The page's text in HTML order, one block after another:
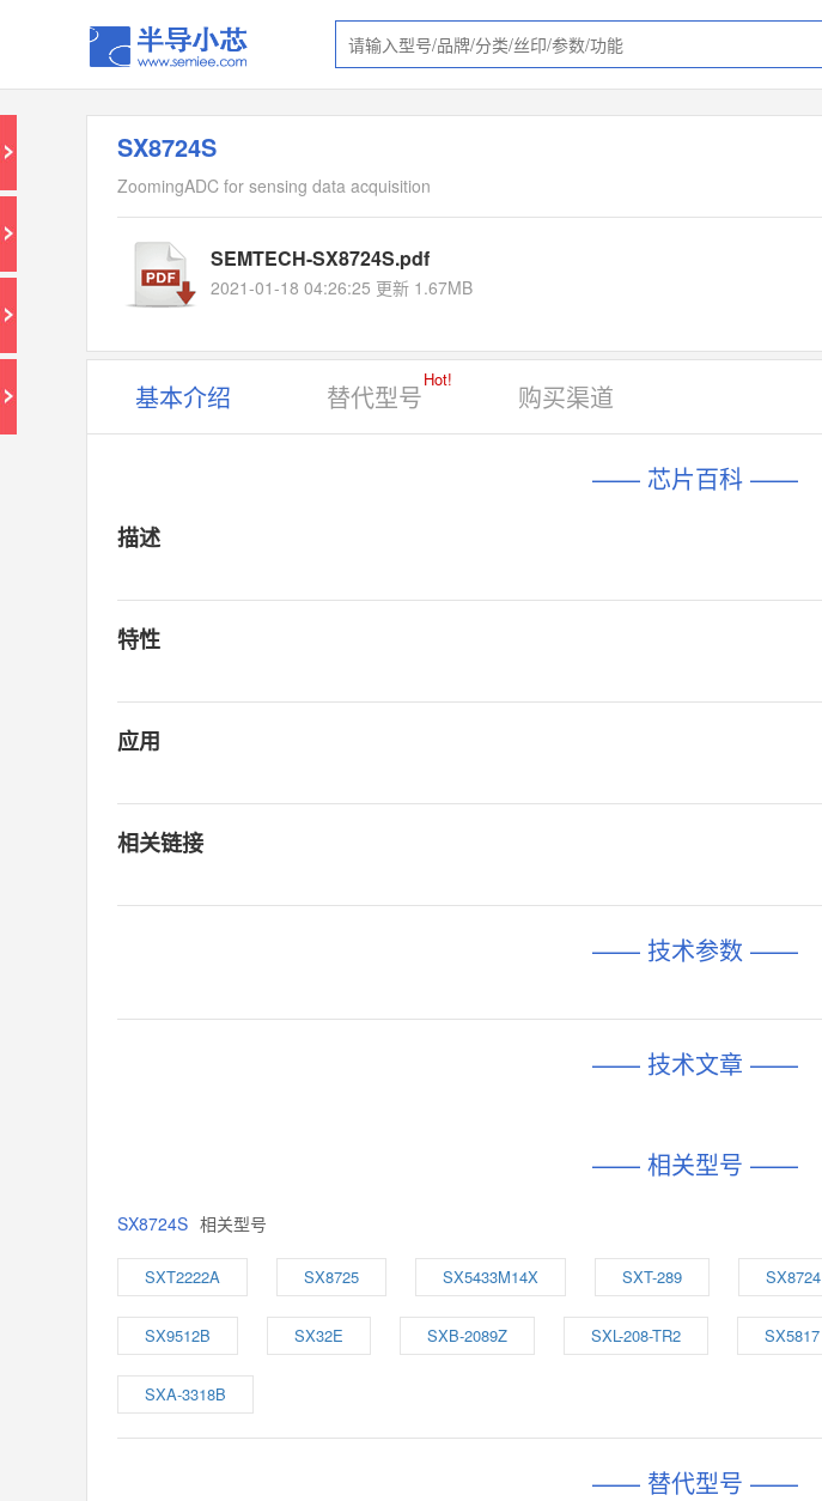
SX8724S
ZoomingADC for sensing data acquisition
SEMTECH-SX8724S.pdf
2021-01-18 04:26:25 更新 1.67MB
基本介绍 替代型号
Hot!
购买渠道
—— 芯片百科 ——
描述
特性
应用
相关链接
—— 技术参数 ——
—— 技术文章 ——
—— 相关型号 ——
SX8724S 相关型号
SXT2222A SX8725 SX5433M14X SXT-289 SX8724
SX9512B SX32E SXB-2089Z SXL-208-TR2 SX5817
SXA-3318B
—— 替代型号 ——